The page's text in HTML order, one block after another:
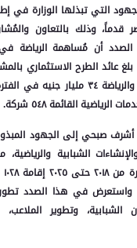
التي تبذلها الوزارة في
قدماً، وذلك بالتعاون
أن مُساهمة الرياضة في
بلغت ١.٣٤٪؜، كما بلغ عائد الطرح
صبحي إلى الجهود
الشبابية
واستعرض في هذا الصدد
الشبابية، وتطوير الملاعب،